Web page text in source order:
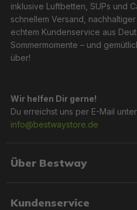
inklusive Luftbetten, SUPs und
schnellem Versand,
echtem Kundenservice aus
Sommermomente – und
über!
Wir helfen Dir gerne!
Du erreichst uns per E-Mail
info@bestwaystore.de
Über Bestway
Kundenservice